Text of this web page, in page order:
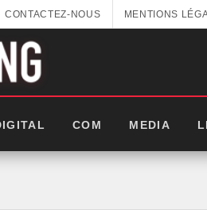
CONTACTEZ-NOUS MENTIONS
COM MEDIA